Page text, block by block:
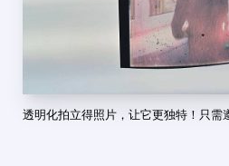
透明化拍立得照片，让它更独特！只需